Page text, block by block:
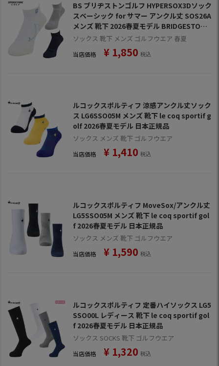
BS ブリヂストンゴルフ HYPERSOX3Dソック
スベーシック for サマー アンクル丈 SOS26A
メンズ 靴下 2026春夏モデル BRIDGESTONE
GOLF 日本正規品
ソックス 靴下 メンズ ゴルフウエア 春夏
当店価格 ¥ 1,850 税込
ルコックスポルティフ 涼感アンクル丈ソック
ス LG6SSO05M メンズ 靴下 le coq sportif g
olf 2026春夏モデル 日本正規品
ソックス メンズ 靴下 ゴルフウエア
当店価格 ¥ 1,410 税込
ルコックスポルティフ MoveSox/アンクル丈
LG5SSO05M メンズ 靴下 le coq sportif gol
f 2026春夏モデル 日本正規品
ソックス メンズ 靴下 ゴルフウエア
当店価格 ¥ 1,590 税込
ルコックスポルティフ 定番ハイソックス LG5
SSO00L レディース 靴下 le coq sportif gol
f 2026春夏モデル 日本正規品
ソックス SOCKS 靴下 ゴルフウエア
当店価格 ¥ 1,320 税込